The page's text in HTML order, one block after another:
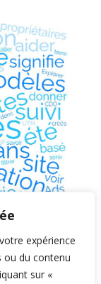
expérience
ou du contenu
sur «